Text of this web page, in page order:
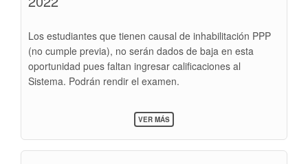
DEL
DE
LOS
2022
Los estudiantes que tienen causal de inhabilitación PPP
(no cumple previa), no serán dados de baja en esta
oportunidad pues faltan ingresar calificaciones al
Sistema. Podrán rendir el examen.
VER MÁSSOBRE
INHABILITADOS